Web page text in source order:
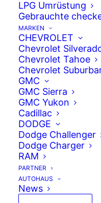
LPG Umrüstung
Gebrauchte
MARKEN
CHEVROLET
Chevrolet
Chevrolet Tahoe
Chevrolet
GMC
GMC Sierra
GMC Yukon
Cadillac
DODGE
Dodge Challenger
Dodge Charger
RAM
PARTNER
AUTOHAUS
News
Chevrolet, GMC,
es euch
professionell
mit 2 Jahren